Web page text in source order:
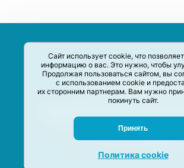
Сайт использует cookie, что
информацию о вас. Это нужно, чтобы
Продолжая пользоваться сайтом, вы
с использованием cookie и
их сторонним партнерам. Вам нужно
покинуть сайт.
Принять
Политика cookie
систематизации акций и скидок на товары
Задать вопрос
© M-Social production 2020 –